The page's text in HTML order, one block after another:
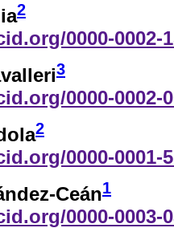
2
0000-0002-
3
0000-0002-
2
0000-0001-
Ceán1
0000-0003-